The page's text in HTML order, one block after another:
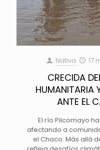
Nativa 17
CRECIDA
HUMANITARIA
ANTE EL
El río Pilcomayo
afectando a
el Chaco. Más allá